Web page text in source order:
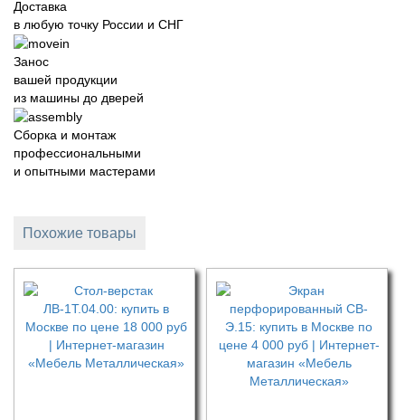
Доставка
в любую точку России и СНГ
Занос
вашей продукции
из машины до дверей
Сборка и монтаж
профессиональными
и опытными мастерами
Похожие товары